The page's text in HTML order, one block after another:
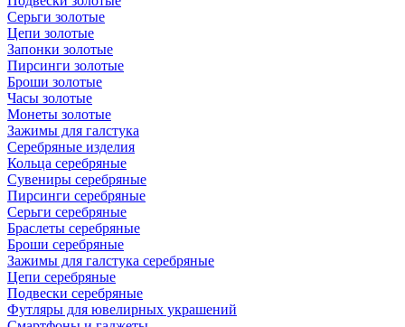
Серьги золотые
Цепи золотые
Запонки золотые
Пирсинги золотые
Броши золотые
Часы золотые
Монеты золотые
Зажимы для галстука
Серебряные изделия
Кольца серебряные
Сувениры серебряные
Пирсинги серебряные
Серьги серебряные
Браслеты серебряные
Броши серебряные
Зажимы для галстука серебряные
Цепи серебряные
Подвески серебряные
Футляры для ювелирных украшений